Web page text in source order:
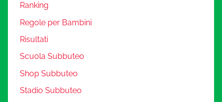
Ranking
Regole per Bambini
Risultati
Scuola Subbuteo
Shop Subbuteo
Stadio Subbuteo